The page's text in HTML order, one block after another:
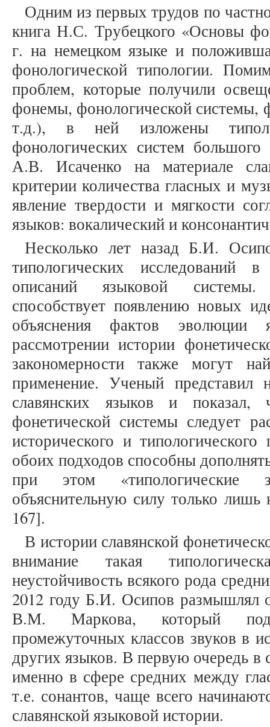
Одним из первых трудов по
книга Н.С. Трубецкого «Основы
г. на немецком языке и
фонологической типологии.
проблем, которые получили
фонемы, фонологической системы,
т.д.), в ней изложены
фонологических систем
А.В. Исаченко на материале
критерии количества гласных и
явление твердости и мягкости
языков: вокалический и
Несколько лет назад Б.И.
типологических исследований
описаний языковой системы.
способствует появлению новых
объяснения фактов
рассмотрении истории
закономерности также могут
применение. Ученый представил
славянских языков и показал,
фонетической системы следует
исторического и
обоих подходов способны
при этом «типологические
объяснительную силу только лишь
167].
В истории славянской
внимание такая
неустойчивость всякого рода
2012 году Б.И. Осипов размышлял
В.М. Маркова, который
промежуточных классов звуков в
других языков. В первую очередь в
именно в сфере средних между
т.е. сонантов, чаще всего
славянской языковой истории.